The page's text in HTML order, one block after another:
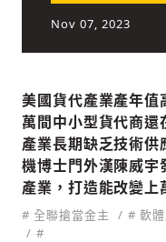
Nov 07, 2023
美國貨代產業產年
萬間中小型貨代商還
產業長期缺乏技術
機博士門外漢陳威
產業，打造能改變上
# 全聯搶當金主 # 軟
#